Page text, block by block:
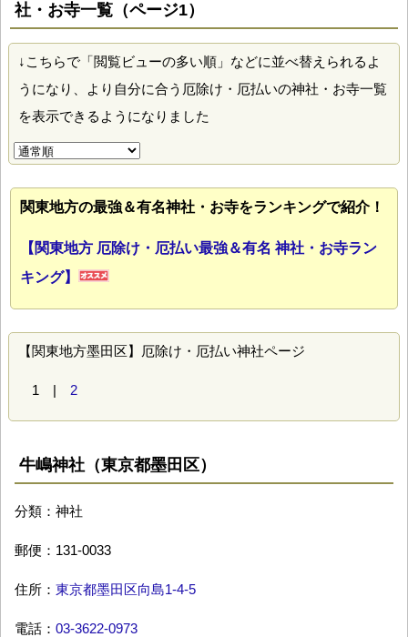
社・お寺一覧（ページ1）
↓こちらで「閲覧ビューの多い順」などに並べ替えられるよ
うになり、より自分に合う厄除け・厄払いの神社・お寺一覧
を表示できるようになりました
関東地方の最強＆有名神社・お寺をランキングで紹介！
【関東地方 厄除け・厄払い最強＆有名 神社・お寺ラン
キング】
【関東地方墨田区】厄除け・厄払い神社ページ
1 | 2
牛嶋神社（東京都墨田区）
分類：神社
郵便：131-0033
住所： 東京都墨田区向島1-4-5
電話： 03-3622-0973